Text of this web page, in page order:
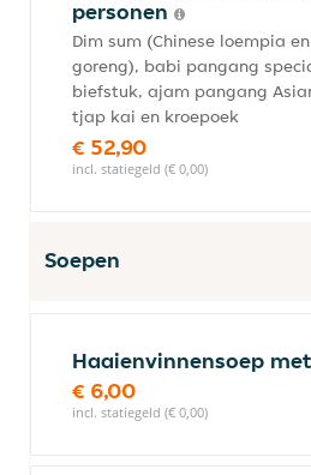
personen
Dim sum (Chinese loempia
goreng), babi pangang
biefstuk, ajam pangang
tjap kai en kroepoek
€ 52,90
incl. statiegeld (€ 0,00)
Soepen
Haaienvinnensoep
€ 6,00
incl. statiegeld (€ 0,00)